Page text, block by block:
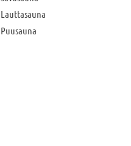
Lauttasauna
Puusauna